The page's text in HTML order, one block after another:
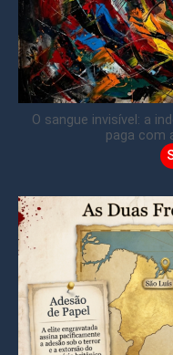
O sangue invisível: a
paga com